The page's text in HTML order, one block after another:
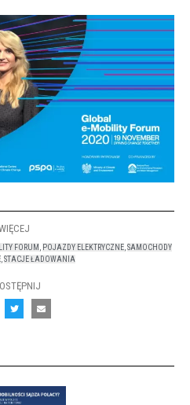
FORUM POJAZDY ELEKTRYCZNE, SAMOCHODY
, STACJE ŁADOWANIA